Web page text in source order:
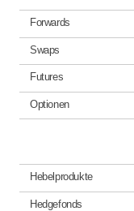
Forwards
Swaps
Futures
Optionen
Hebelprodukte
Hedgefonds